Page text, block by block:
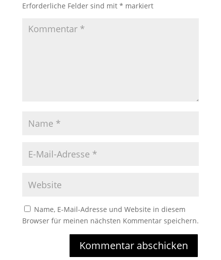
Erforderliche Felder sind mit * markiert
Name, E-Mail-Adresse und Website in diesem
Browser für meinen nächsten Kommentar speichern.
Kommentar abschicken